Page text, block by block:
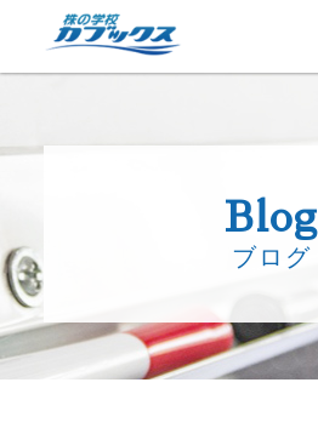
５分でわかるカブックス
授業日程
生徒さんの声
Blog
ブログ